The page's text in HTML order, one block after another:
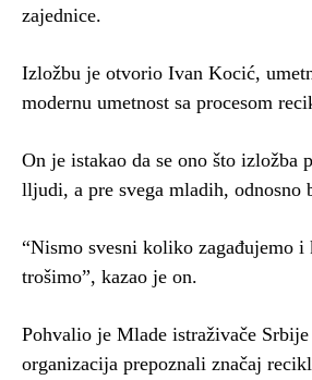
zajednice.
Izložbu je otvorio Ivan Kocić,
modernu umetnost sa procesom
On je istakao da se ono što izložba
lljudi, a pre svega mladih, odnosno
“Nismo svesni koliko zagađujemo i
trošimo”, kazao je on.
Pohvalio je Mlade istraživače
organizacija prepoznali značaj